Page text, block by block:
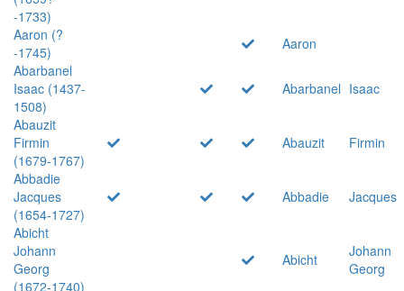
-1733)
Aaron (?
-1745)
Aaron
Abarbanel
Isaac (1437-
1508)
Abarbanel Isaac
Abauzit
Firmin
(1679-1767)
Abauzit
Firmin
Abbadie
Jacques
(1654-1727)
Abbadie
Jacques
Abicht
Johann
Georg
(1672-1740)
Abicht
Johann
Georg